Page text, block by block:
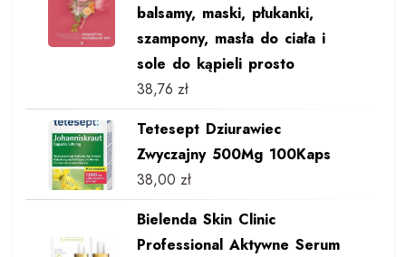
balsamy, maski, płukanki,
szampony, masła do ciała i
sole do kąpieli prosto
38,76 zł
Tetesept Dziurawiec
Zwyczajny 500Mg 100Kaps
38,00 zł
Bielenda Skin Clinic
Professional Aktywne Serum